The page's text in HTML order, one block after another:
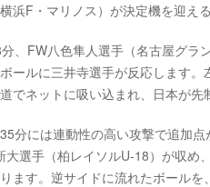
浜F・マリノス）が決定機を迎え
、FW八色隼人選手（名古屋グラ
ールに三井寺選手が反応します
でネットに吸い込まれ、日本が先
分には連動性の高い攻撃で追加
大選手（柏レイソルU-18）が収め
ます。逆サイドに流れたボール